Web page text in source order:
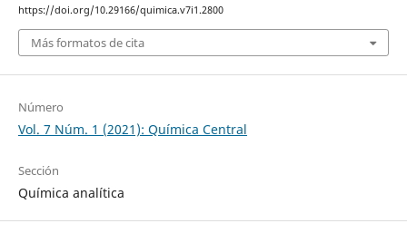
https://doi.org/10.29166/quimica.v7i1.2800
Más formatos de cita
Número
Vol. 7 Núm. 1 (2021): Química Central
Sección
Química analítica